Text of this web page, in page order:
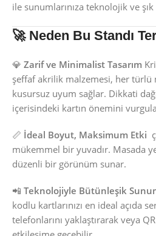
ile sunumlarınıza teknolojik ve
🚀 Neden Bu Standı
💎 Zarif ve Minimalist Tasarım
şeffaf akrilik malzemesi, her türlü
kusursuz uyum sağlar. Dikkati
içerisindeki kartın önemini
📏 İdeal Boyut, Maksimum Etki
mükemmel bir yuvadır. Masada
düzenli bir görünüm sunar.
📲 Teknolojiyle Bütünleşik
kodlu kartlarınızı en ideal açıda
telefonlarını yaklaştırarak veya